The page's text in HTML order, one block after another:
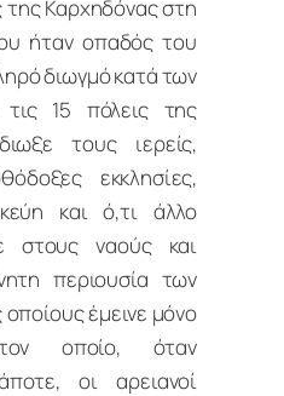
Καρχηδόνας στη
ήταν οπαδός του
διωγμό κατά των
15 πόλεις της
τους ιερείς,
εκκλησίες,
και ό,τι άλλο
στους ναούς και
περιουσία των
έμεινε μόνο
οποίο, όταν
οι αρειανοί